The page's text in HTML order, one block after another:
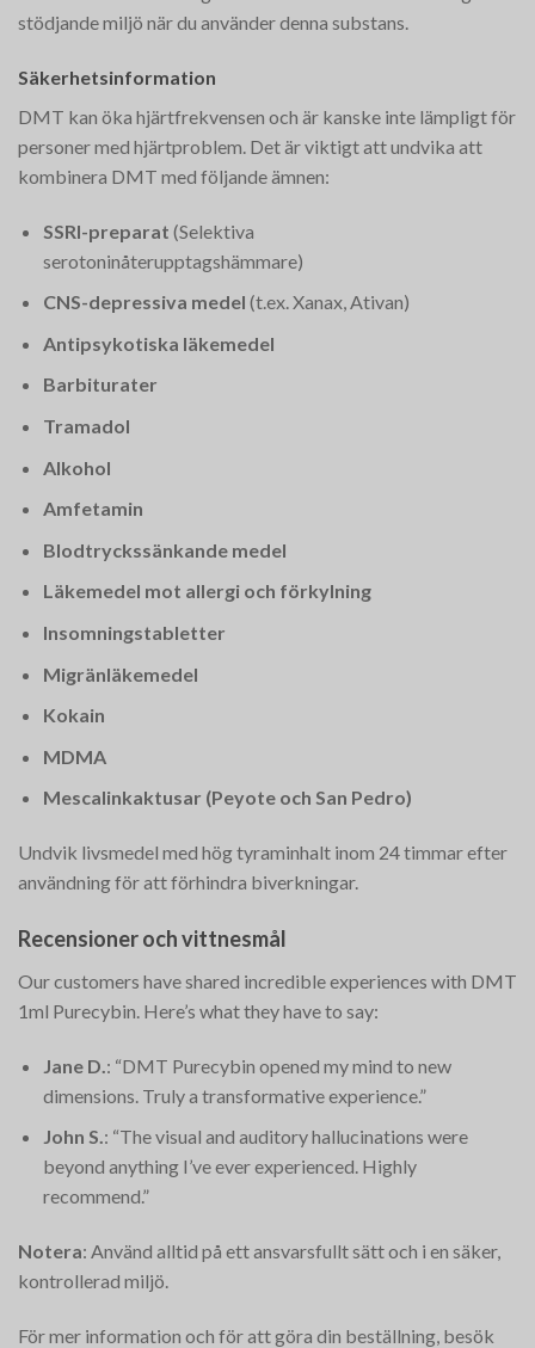
stödjande miljö när du använder denna substans.
Säkerhetsinformation
DMT kan öka hjärtfrekvensen och är kanske inte lämpligt för
personer med hjärtproblem. Det är viktigt att undvika att
kombinera DMT med följande ämnen:
SSRI-preparat (Selektiva
serotoninåterupptagshämmare)
CNS-depressiva medel (t.ex. Xanax, Ativan)
Antipsykotiska läkemedel
Barbiturater
Tramadol
Alkohol
Amfetamin
Blodtryckssänkande medel
Läkemedel mot allergi och förkylning
Insomningstabletter
Migränläkemedel
Kokain
MDMA
Mescalinkaktusar (Peyote och San Pedro)
Undvik livsmedel med hög tyraminhalt inom 24 timmar efter
användning för att förhindra biverkningar.
Recensioner och vittnesmål
Our customers have shared incredible experiences with DMT
1ml Purecybin. Here’s what they have to say:
Jane D. : “DMT Purecybin opened my mind to new
dimensions. Truly a transformative experience.”
John S.: “The visual and auditory hallucinations were
beyond anything I’ve ever experienced. Highly
recommend.”
Notera: Använd alltid på ett ansvarsfullt sätt och i en säker,
kontrollerad miljö.
För mer information och för att göra din beställning, besök